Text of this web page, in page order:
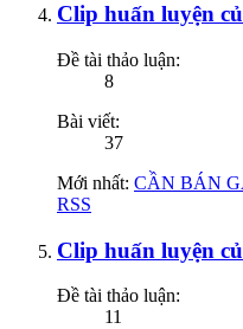
Clip huấn luyện
Đề tài thảo luận:
8
Bài viết:
37
Mới nhất: CẦN BÁN
RSS
Clip huấn luyện
Đề tài thảo luận:
11